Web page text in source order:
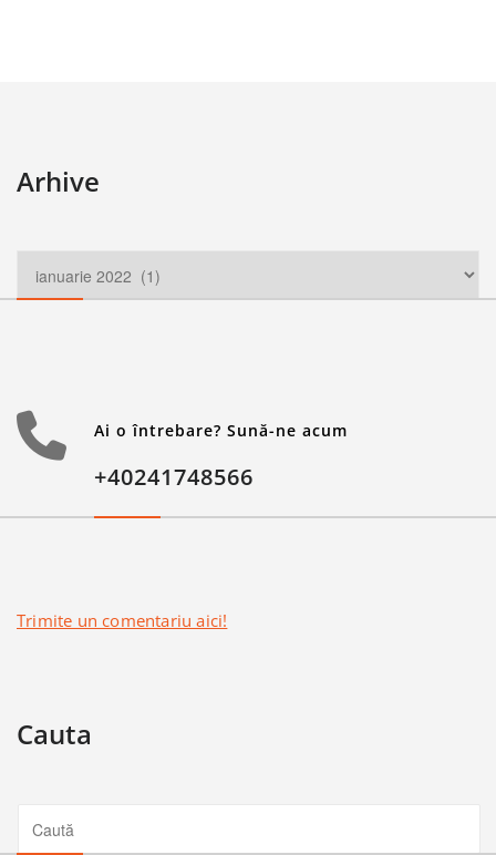
Arhive
Ai o întrebare? Sună-ne acum
+40241748566
Trimite un comentariu aici!
Cauta